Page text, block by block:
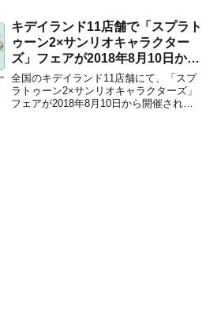
Epyx Collectio...
キデイランド11店舗で「スプラト
ゥーン2×サンリオキャラクター
ズ」フェアが2018年8月10日から
開催決定！
全国のキデイランド11店舗にて、「スプ
ラトゥーン2×サンリオキャラクターズ」
フェアが2018年8月10日から開催される